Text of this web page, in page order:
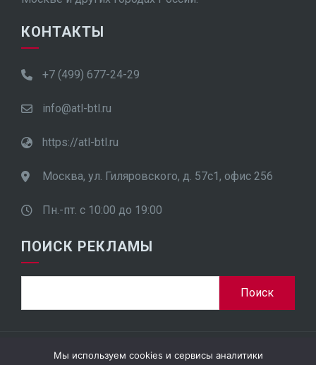
КОНТАКТЫ
+7 (499) 677-24-29
info@atl-btl.ru
https://atl-btl.ru
Москва, ул. Гиляровского, д. 57с1, офис 256
Пн.-пт. с 10:00 до 19:00
ПОИСК РЕКЛАМЫ
Мы используем cookies и сервисы аналитики